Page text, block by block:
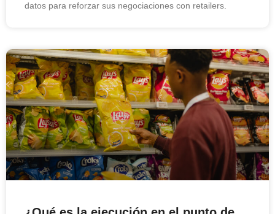
datos para reforzar sus negociaciones con retailers.